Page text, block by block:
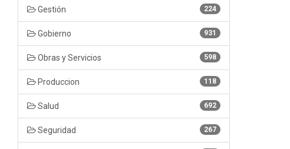
224
Gestión
931
Gobierno
598
Obras y Servicios
118
Produccion
692
Salud
267
Seguridad